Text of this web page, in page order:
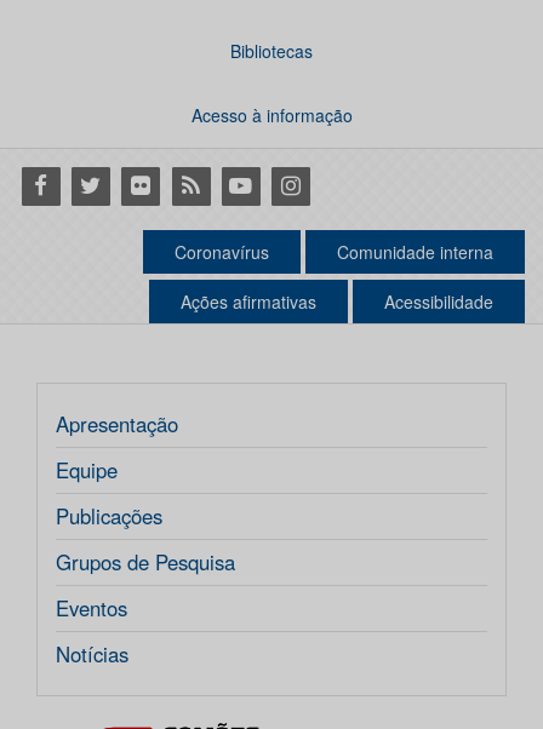
Bibliotecas
Acesso à informação
Facebook
Twitter Flickr RSS YoutubeInstagram
Coronavírus Comunidade interna
Ações afirmativas Acessibilidade
Apresentação
Equipe
Publicações
Grupos de Pesquisa
Eventos
Notícias